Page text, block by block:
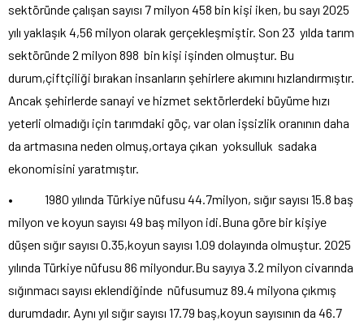
sektöründe çalışan sayısı 7 milyon 458 bin kişi iken, bu sayı 2025
yılı yaklaşık 4,56 milyon olarak gerçekleşmiştir. Son 23 yılda tarım
sektöründe 2 milyon 898 bin kişi işinden olmuştur. Bu
durum,çiftçiliği bırakan insanların şehirlere akımını hızlandırmıştır.
Ancak şehirlerde sanayi ve hizmet sektörlerdeki büyüme hızı
yeterli olmadığı için tarımdaki göç, var olan işsizlik oranının daha
da artmasına neden olmuş,ortaya çıkan yoksulluk sadaka
ekonomisini yaratmıştır.
• 1980 yılında Türkiye nüfusu 44.7milyon, sığır sayısı 15.8 baş
milyon ve koyun sayısı 49 baş milyon idi.Buna göre bir kişiye
düşen sığır sayısı 0.35,koyun sayısı 1.09 dolayında olmuştur. 2025
yılında Türkiye nüfusu 86 milyondur.Bu sayıya 3.2 milyon civarında
sığınmacı sayısı eklendiğinde nüfusumuz 89.4 milyona çıkmış
durumdadır. Aynı yıl sığır sayısı 17.79 baş,koyun sayısının da 46.7